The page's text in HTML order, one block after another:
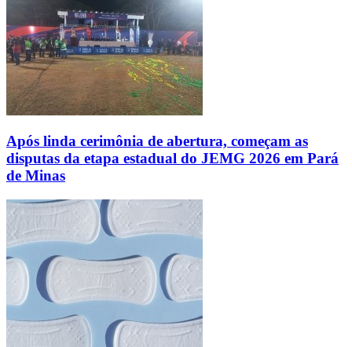
Após linda cerimônia de abertura, começam as
disputas da etapa estadual do JEMG 2026 em Pará
de Minas